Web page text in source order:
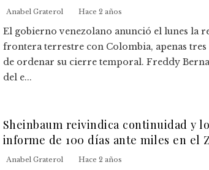
Anabel Graterol Hace 2 años
El gobierno venezolano anunció el lunes la
frontera terrestre con Colombia, apenas tres
de ordenar su cierre temporal. Freddy
del e...
Sheinbaum reivindica continuidad y
informe de 100 días ante miles en el
Anabel Graterol Hace 2 años